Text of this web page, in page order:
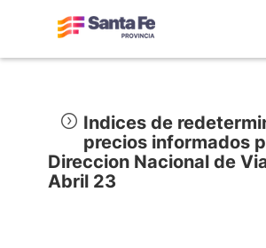
Indices de
precios informados
Direccion Nacional de
Abril 23